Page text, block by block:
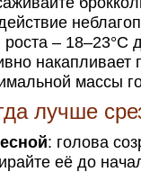
роста – 18–23°C
накапливает
массы
лучше
: голова
её до